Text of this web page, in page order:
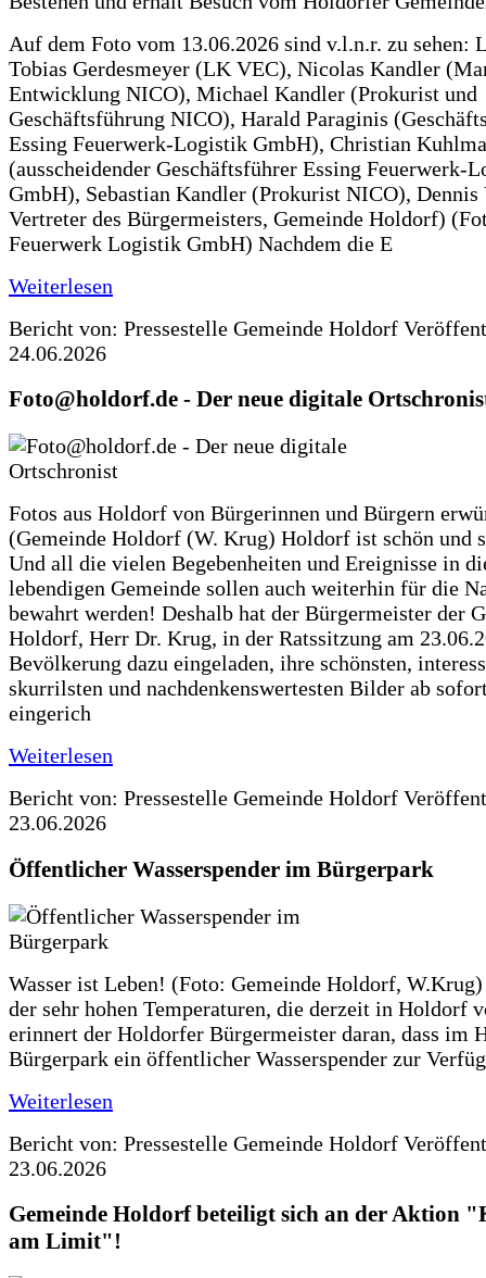
Auf dem Foto vom 13.06.2026 sind v.l.n.r. zu sehen:
Tobias Gerdesmeyer (LK VEC), Nicolas Kandler
Entwicklung NICO), Michael Kandler (Prokurist und
Geschäftsführung NICO), Harald Paraginis
Essing Feuerwerk-Logistik GmbH), Christian
(ausscheidender Geschäftsführer Essing Feuerwerk-
GmbH), Sebastian Kandler (Prokurist NICO),
Vertreter des Bürgermeisters, Gemeinde Holdorf)
Feuerwerk Logistik GmbH) Nachdem die E
Weiterlesen
Bericht von: Pressestelle Gemeinde Holdorf
24.06.2026
Foto@holdorf.de - Der neue digitale
Fotos aus Holdorf von Bürgerinnen und Bürgern
(Gemeinde Holdorf (W. Krug) Holdorf ist schön und
Und all die vielen Begebenheiten und Ereignisse in
lebendigen Gemeinde sollen auch weiterhin für die
bewahrt werden! Deshalb hat der Bürgermeister der
Holdorf, Herr Dr. Krug, in der Ratssitzung am
Bevölkerung dazu eingeladen, ihre schönsten,
skurrilsten und nachdenkenswertesten Bilder ab
eingerich
Weiterlesen
Bericht von: Pressestelle Gemeinde Holdorf
23.06.2026
Öffentlicher Wasserspender im Bürgerpark
Wasser ist Leben! (Foto: Gemeinde Holdorf,
der sehr hohen Temperaturen, die derzeit in Holdorf
erinnert der Holdorfer Bürgermeister daran, dass im
Bürgerpark ein öffentlicher Wasserspender zur
Weiterlesen
Bericht von: Pressestelle Gemeinde Holdorf
23.06.2026
Gemeinde Holdorf beteiligt sich an der Aktion
am Limit"!